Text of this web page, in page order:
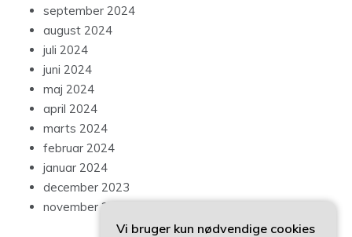
september 2024
august 2024
juli 2024
juni 2024
maj 2024
april 2024
marts 2024
februar 2024
januar 2024
december 2023
november 2023
Vi bruger kun nødvendige cookies